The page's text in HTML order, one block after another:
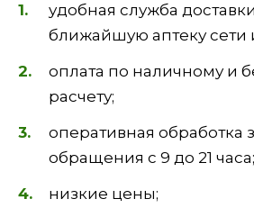
удобная служба
ближайшую аптеку сети
оплата по наличному и
расчету;
оперативная обработка
обращения с 9 до 21 часа;
низкие цены;